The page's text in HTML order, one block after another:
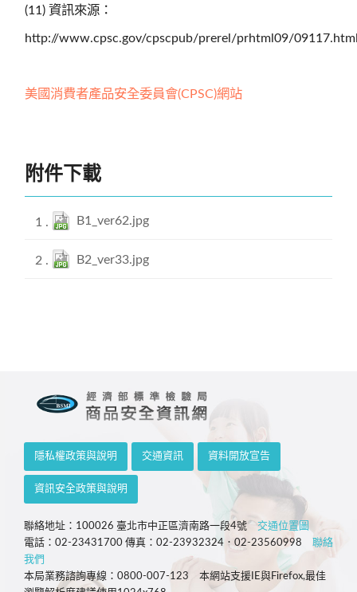
(11) 資訊來源：
http://www.cpsc.gov/cpscpub/prerel/prhtml09/
美國消費者產品安全委員會(CPSC)網站
附件下載
B1_ver62.jpg
B2_ver33.jpg
隱私權政策與說明 交通資訊 資料開放宣告
資訊安全政策與說明
聯絡地址：100026 臺北市中正區濟南路一段4號 交通位置圖
電話：02-23431700 傳真：02-23932324．02-23560998 聯絡
我們
本局業務諮詢專線：0800-007-123 本網站支援IE與Firefox,最佳